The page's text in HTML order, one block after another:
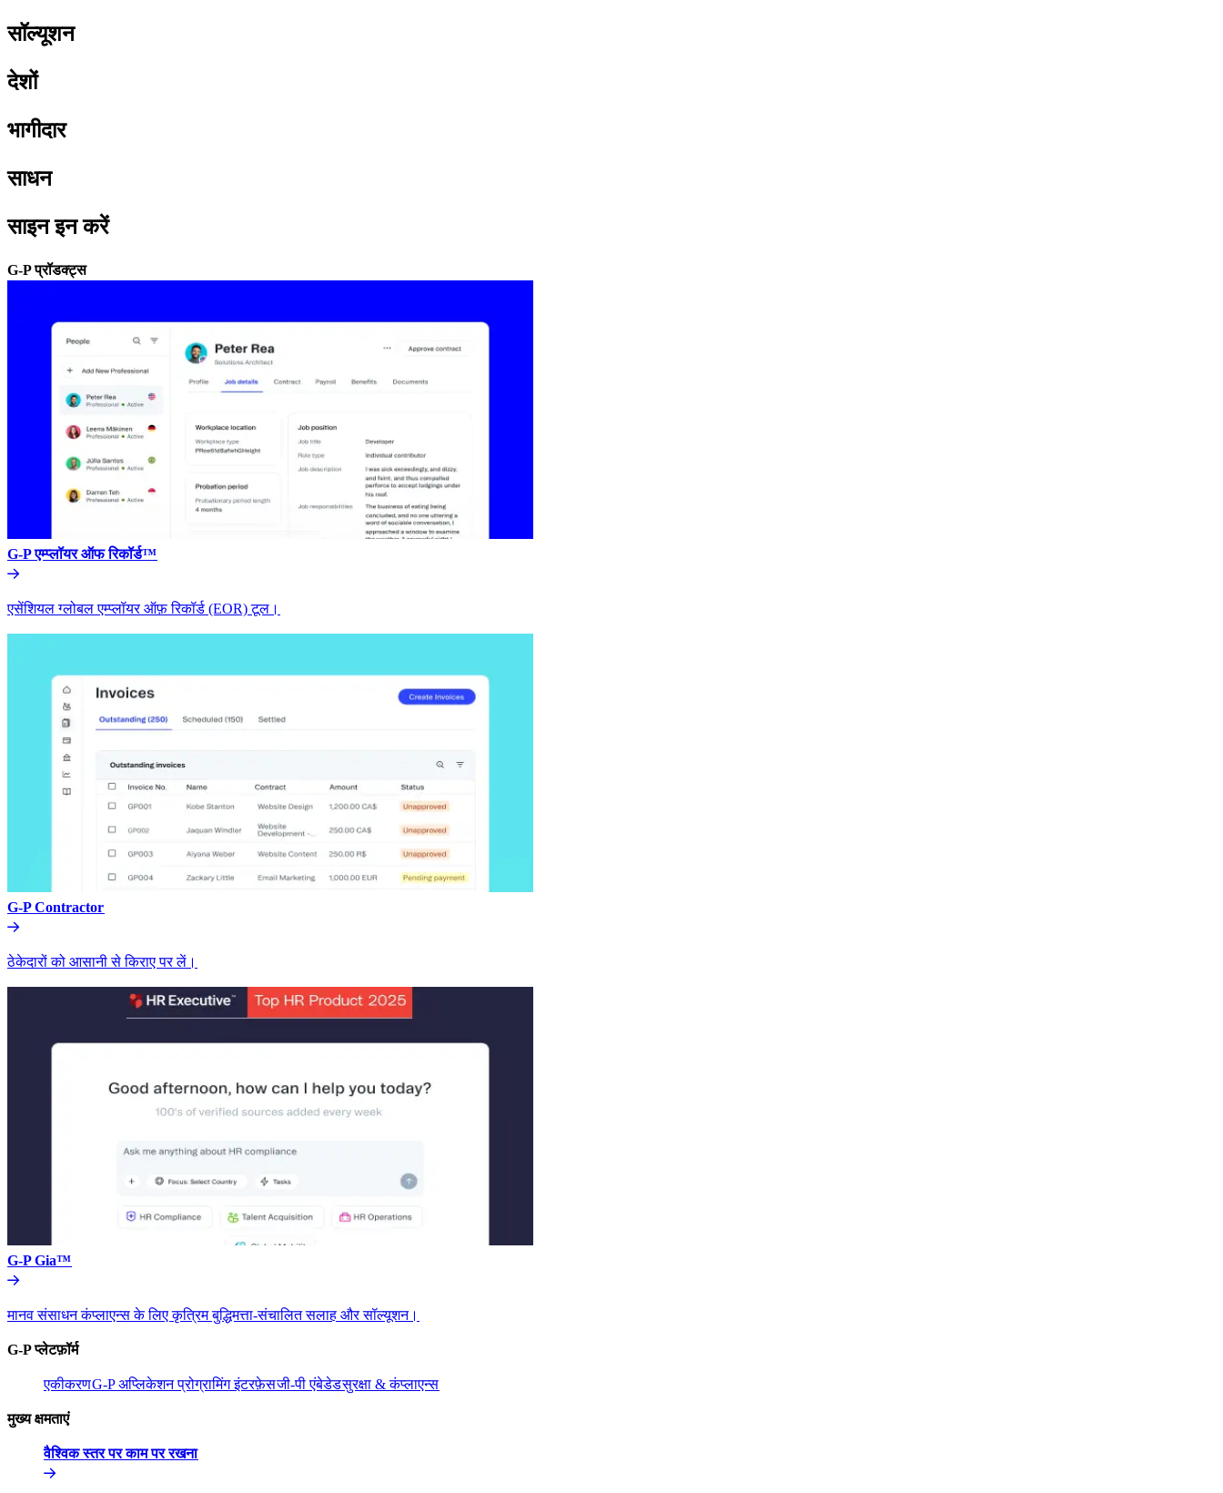
सॉल्यूशन​​
देशों​​
भागीदार​​
साधन​​
साइन इन करें​​
G-P प्रॉडक्ट्स​​
G-P एम्प्लॉयर ऑफ रिकॉर्ड™​​
एसेंशियल ग्लोबल एम्प्लॉयर ऑफ़ रिकॉर्ड (EOR) टूल।​​
G-P Contractor​​
ठेकेदारों को आसानी से किराए पर लें।​​
G-P Gia™​​
मानव संसाधन कंप्लाएन्स के लिए कृत्रिम बुद्धिमत्ता-संचालित सलाह और सॉल्यूशन।​​
G-P प्लेटफ़ॉर्म​​
एकीकरण​​G-P अप्लिकेशन प्रोग्रामिंग इंटरफ़ेस​​जी-पी एंबेडेड​​सुरक्षा & कंप्लाएन्स​​
मुख्य क्षमताएं​​
वैश्विक स्तर पर काम पर रखना​​